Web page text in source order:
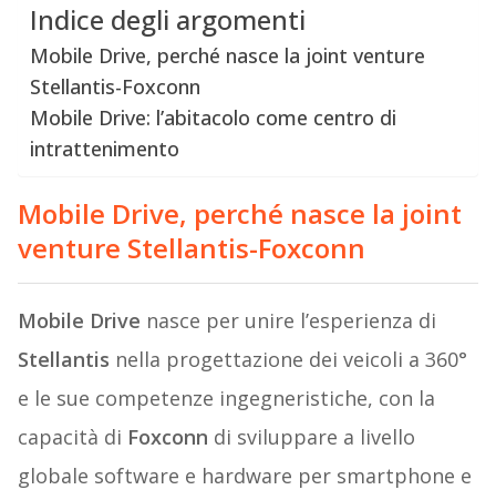
Indice degli argomenti
Mobile Drive, perché nasce la joint venture
Stellantis-Foxconn
Mobile Drive: l’abitacolo come centro di
intrattenimento
Mobile Drive, perché nasce la joint
venture Stellantis-Foxconn
Mobile Drive nasce per unire l’esperienza di
Stellantis nella progettazione dei veicoli a 360°
e le sue competenze ingegneristiche, con la
capacità di Foxconn di sviluppare a livello
globale software e hardware per smartphone e